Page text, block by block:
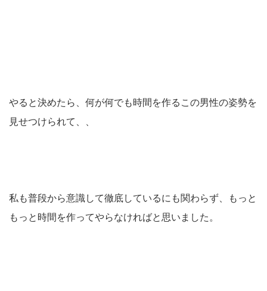
やると決めたら、何が何でも時間を作るこの男性の姿勢を
見せつけられて、、
私も普段から意識して徹底しているにも関わらず、もっと
もっと時間を作ってやらなければと思いました。